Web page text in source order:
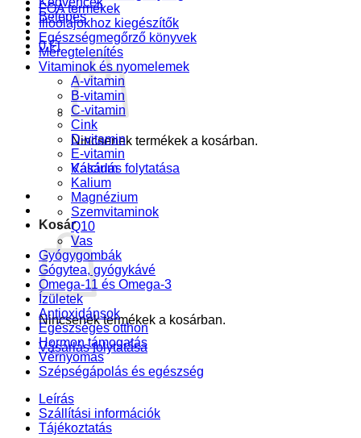
Belépés
0Ft
Nincsenek termékek a kosárban.
Vásárlás folytatása
Kosár
Nincsenek termékek a kosárban.
Vásárlás folytatása
FOA termékek
Illóolajokhoz kiegészítők
Egészségmegőrző könyvek
Méregtelenítés
Vitaminok és nyomelemek
A-vitamin
B-vitamin
C-vitamin
Cink
D-vitamin
E-vitamin
Kalcium
Kalium
Magnézium
Szemvitaminok
Q10
Vas
Gyógygombák
Gógytea, gyógykávé
Omega-11 és Omega-3
Ízületek
Antioxidánsok
Egészséges otthon
Hormon támogatás
Vérnyomás
Szépségápolás és egészség
Leírás
Szállítási információk
Tájékoztatás